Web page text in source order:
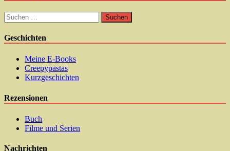
Suchen
nach:
Geschichten
Meine E-Books
Creepypastas
Kurzgeschichten
Rezensionen
Buch
Filme und Serien
Nachrichten